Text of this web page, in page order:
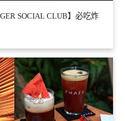
SOCIAL CLUB】必吃炸